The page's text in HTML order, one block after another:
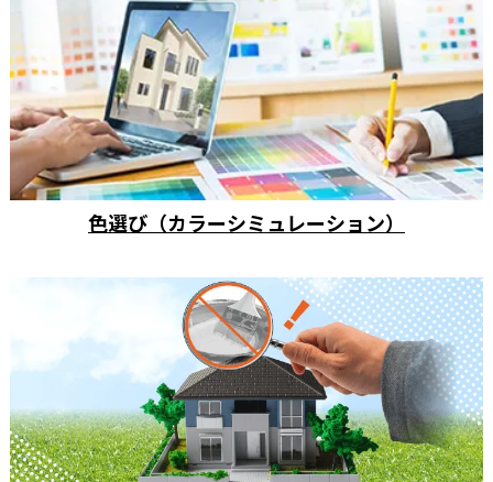
色選び（カラーシミュレーション）